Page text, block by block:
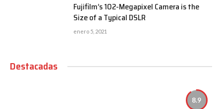
Fujifilm’s 102-Megapixel Camera is the
Size of a Typical DSLR
enero 5, 2021
Destacadas
8.9